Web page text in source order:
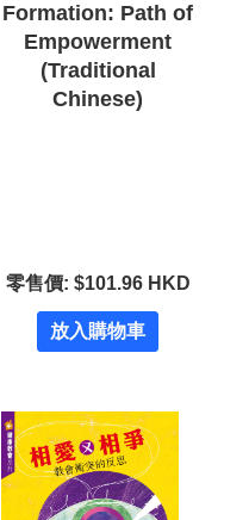
Formation: Path of
Empowerment
(Traditional
Chinese)
零售價: $101.96 HKD
放入購物車